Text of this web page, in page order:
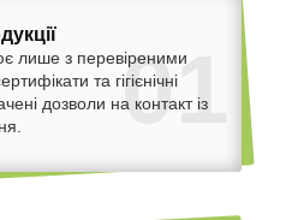
01
лише з перевіреними
та гігієнічні
дозволи на контакт із